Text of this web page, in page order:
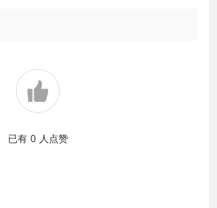
已有 0 人点赞